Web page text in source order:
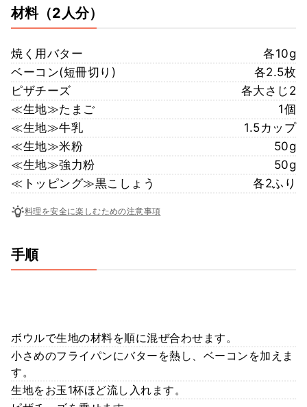
材料（2人分）
焼く用バター
各10g
ベーコン(短冊切り)
各2.5枚
ピザチーズ
各大さじ2
≪生地≫たまご
1個
≪生地≫牛乳
1.5カップ
≪生地≫米粉
50g
≪生地≫強力粉
50g
≪トッピング≫黒こしょう
各2ふり
料理を安全に楽しむための注意事項
手順
ボウルで生地の材料を順に混ぜ合わせます。
小さめのフライパンにバターを熱し、ベーコンを加えま
す。
生地をお玉1杯ほど流し入れます。